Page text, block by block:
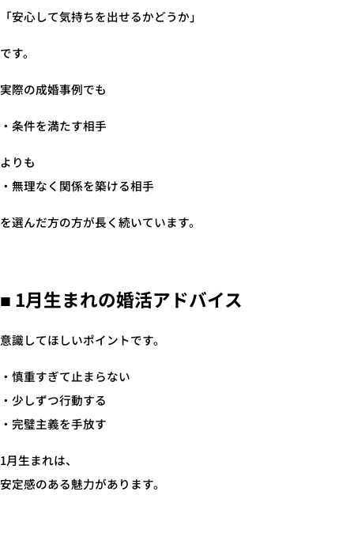
「安心して気持ちを出せるかどうか」
です。
実際の成婚事例でも
・条件を満たす相手
よりも
・無理なく関係を築ける相手
を選んだ方の方が長く続いています。
■ 1月生まれの婚活アドバイス
意識してほしいポイントです。
・慎重すぎて止まらない
・少しずつ行動する
・完璧主義を手放す
1月生まれは、
安定感のある魅力があります。